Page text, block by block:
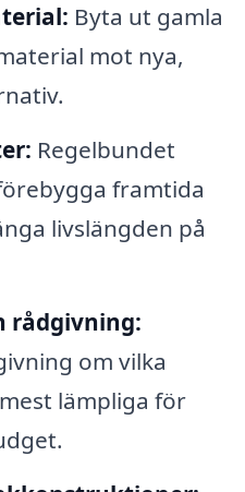
Byta ut gamla
mot nya,
Regelbundet
framtida
livslängden på
rådgivning:
om vilka
lämpliga för